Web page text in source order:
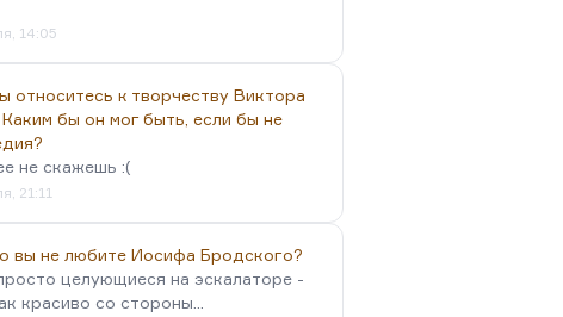
14:05
относитесь к творчеству Виктора
бы он мог быть, если бы не
не скажешь :(
21:11
вы не любите Иосифа Бродского?
просто целующиеся на эскалаторе -
красиво со стороны...